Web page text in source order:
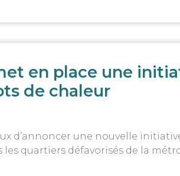
en place une
de chaleur
d’annoncer une nouvelle
quartiers défavorisés de la